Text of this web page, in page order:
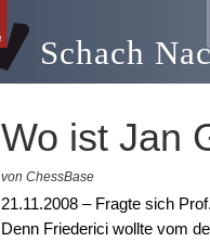
Schach
Wo ist Jan
von ChessBase
21.11.2008 – Fragte sich
Denn Friederici wollte vom